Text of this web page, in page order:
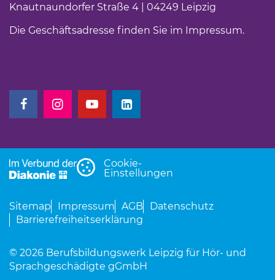
Knautnaundorfer Straße 4 | 04249 Leipzig
Die Geschäftsadresse finden Sie im Impressum.
(Link öffnet einen neuen Tab)
(Link öffnet einen neuen Tab)
(Link öffnet einen neuen Tab)
(Link öffnet einen neuen Tab)
Cookie-
Einstellungen
Sitemap Impressum AGB
Datenschutz
Barrierefreiheitserklärung
© 2026 Berufsbildungswerk Leipzig für Hör- und
Sprachgeschädigte gGmbH